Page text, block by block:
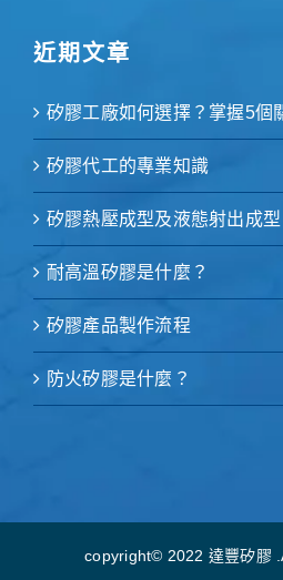
近期文章
矽膠工廠如何選擇？掌握5個
矽膠代工的專業知識
矽膠熱壓成型及液態射出成型
耐高溫矽膠是什麼？
矽膠產品製作流程
防火矽膠是什麼？
copyright© 2022 達豐矽膠